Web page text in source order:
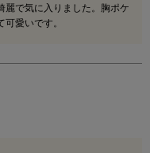
麗で気に入りました。胸ポケ
愛いです。